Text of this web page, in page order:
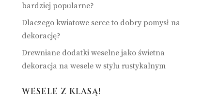
bardziej popularne?
Dlaczego kwiatowe serce to dobry pomysł na
dekorację?
Drewniane dodatki weselne jako świetna
dekoracja na wesele w stylu rustykalnym
WESELE Z KLASĄ!